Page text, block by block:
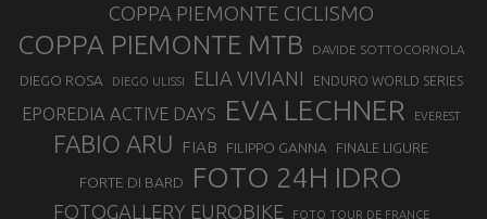
COPPA PIEMONTE CICLISMO
COPPA PIEMONTE MTB DAVIDE SOTTOCORNOLA
DIEGO ROSA DIEGO ULISSI ELIA VIVIANI ENDURO WORLD SERIES
EPOREDIA ACTIVE DAYS EVA LECHNER EVEREST
FABIO ARU FIAB FILIPPO GANNA FINALE LIGURE
FORTE DI BARD FOTO 24H IDRO
FOTOGALLERY EUROBIKE FOTO TOUR DE FRANCE